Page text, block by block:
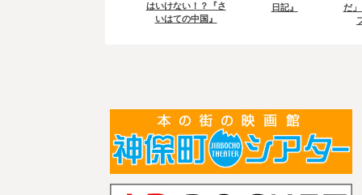
はいけない！？『さ
いはての中国』
日記』
だ